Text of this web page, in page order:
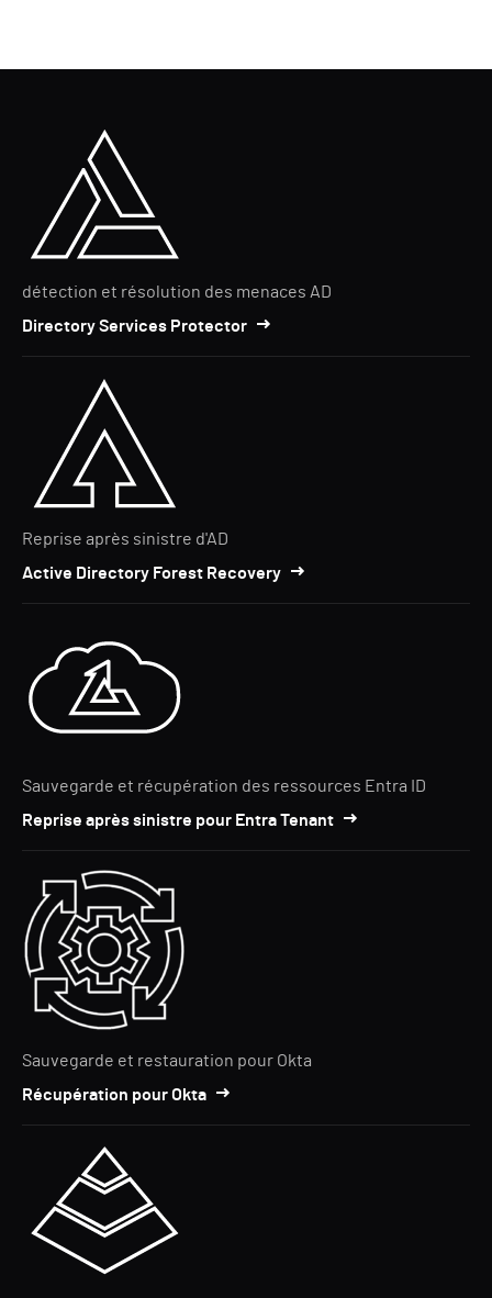
détection et résolution des menaces AD
Directory Services Protector
Reprise après sinistre d'AD
Active Directory Forest Recovery
Sauvegarde et récupération des ressources Entra ID
Reprise après sinistre pour Entra Tenant
Sauvegarde et restauration pour Okta
Récupération pour Okta